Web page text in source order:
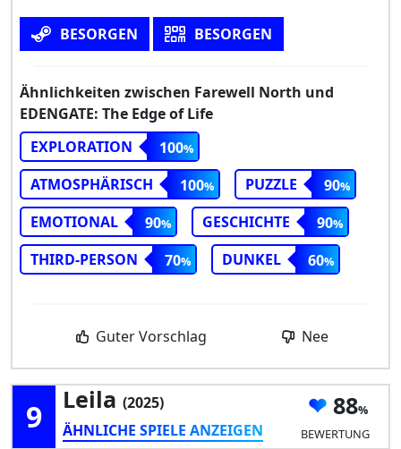
BESORGEN BESORGEN
Ähnlichkeiten zwischen Farewell North und
EDENGATE: The Edge of Life
EXPLORATION
100
ATMOSPHÄRISCH
100 PUZZLE
90
EMOTIONAL
90 GESCHICHTE
90
THIRD-PERSON
70 DUNKEL 60
Guter Vorschlag Nee
9 Leila (2025)
ÄHNLICHE SPIELE ANZEIGEN
88
BEWERTUNG